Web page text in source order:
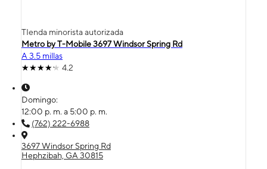
TIenda minorista autorizada
Metro by T-Mobile 3697 Windsor Spring Rd
A 3.5 millas
4.2
Domingo:
12:00 p. m. a 5:00 p. m.
(762) 222-6988
3697 Windsor Spring Rd
Hephzibah, GA 30815